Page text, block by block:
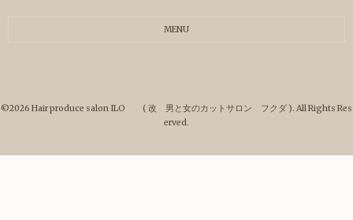
MENU
©2026 Hair produce salon ILO ( 改 男と女のカットサロン フクダ ). All Rights Res
erved.